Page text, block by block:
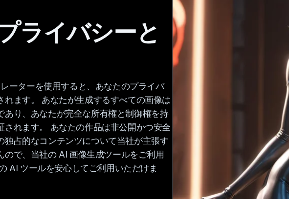
ライバシーと
ーターを使用すると、あなたのプライバ
れます。 あなたが生成するすべての画像は
あり、あなたが完全な所有権と制御権を持
されます。 あなたの作品は非公開かつ安全
独占的なコンテンツについて当社が主張す
ので、当社の AI 画像生成ツールをご利用
AI ツールを安心してご利用いただけま